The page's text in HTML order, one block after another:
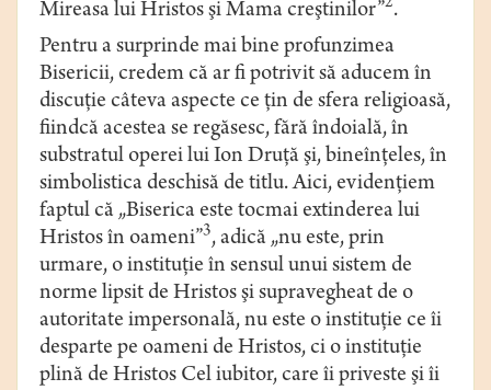
Mireasa lui Hristos şi Mama creştinilor”2.
Pentru a surprinde mai bine profunzimea
Bisericii, credem că ar fi potrivit să aducem în
discuţie câteva aspecte ce ţin de sfera religioasă,
fiindcă acestea se regăsesc, fără îndoială, în
substratul operei lui Ion Druţă şi, bineînţeles, în
simbolistica deschisă de titlu. Aici, evidenţiem
faptul că „Biserica este tocmai extinderea lui
Hristos în oameni”3, adică „nu este, prin
urmare, o instituţie în sensul unui sistem de
norme lipsit de Hristos şi supravegheat de o
autoritate impersonală, nu este o instituţie ce îi
desparte pe oameni de Hristos, ci o instituţie
plină de Hristos Cel iubitor, care îi priveste şi îi